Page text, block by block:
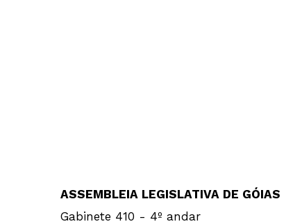
ASSEMBLEIA LEGISLATIVA DE GÓIAS
Gabinete 410 - 4º andar